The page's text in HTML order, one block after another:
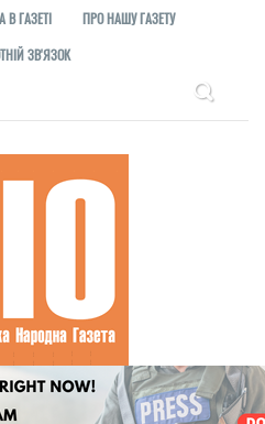
В ГАЗЕТІ
ПРО НАШУ ГАЗЕТУ
ЗВ'ЯЗОК